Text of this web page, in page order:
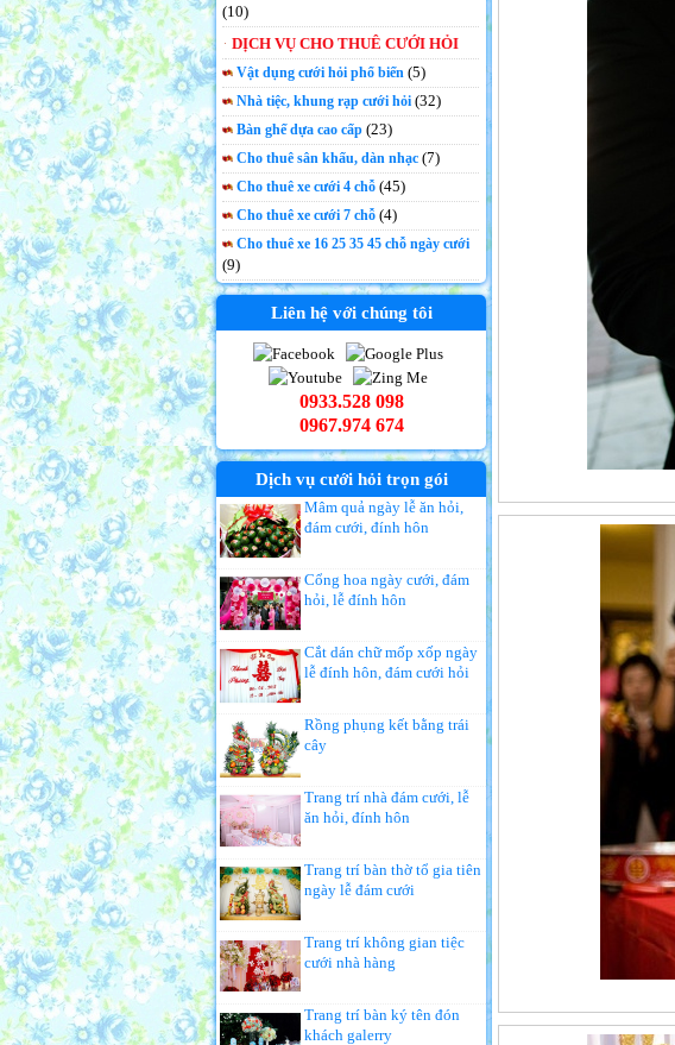
(10)
DỊCH VỤ CHO THUÊ CƯỚI HỎI
Vật dụng cưới hỏi phổ biến (5)
Nhà tiệc, khung rạp cưới hỏi (32)
Bàn ghế dựa cao cấp (23)
Cho thuê sân khấu, dàn nhạc (7)
Cho thuê xe cưới 4 chỗ (45)
Cho thuê xe cưới 7 chỗ (4)
Cho thuê xe 16 25 35 45 chỗ ngày cưới
(9)
Liên hệ với chúng tôi
0933.528 098
0967.974 674
Dịch vụ cưới hỏi trọn gói
Mâm quả ngày lễ ăn hỏi,
đám cưới, đính hôn
Cổng hoa ngày cưới, đám
hỏi, lễ đính hôn
Cắt dán chữ mốp xốp ngày
lễ đính hôn, đám cưới hỏi
Rồng phụng kết bằng trái
cây
Trang trí nhà đám cưới, lễ
ăn hỏi, đính hôn
Trang trí bàn thờ tổ gia tiên
ngày lễ đám cưới
Trang trí không gian tiệc
cưới nhà hàng
Trang trí bàn ký tên đón
khách galerry